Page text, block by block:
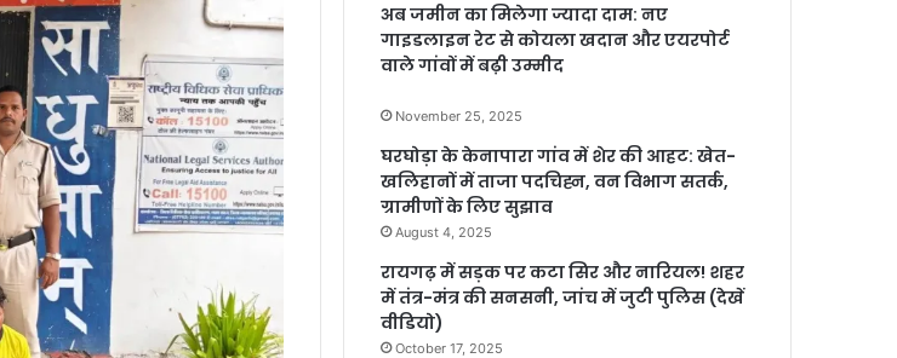
अब जमीन का मिलेगा ज्यादा दाम: नए
गाइडलाइन रेट से कोयला खदान और एयरपोर्ट
वाले गांवों में बढ़ी उम्मीद
November 25, 2025
घरघोड़ा के केनापारा गांव में शेर की आहट: खेत-
खलिहानों में ताजा पदचिह्न, वन विभाग सतर्क,
ग्रामीणों के लिए सुझाव
August 4, 2025
रायगढ़ में सड़क पर कटा सिर और नारियल! शहर
में तंत्र-मंत्र की सनसनी, जांच में जुटी पुलिस (देखें
वीडियो)
October 17, 2025